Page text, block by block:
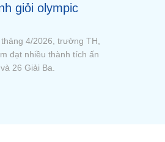
mùa 3
và đầy kịch tính, chúng
xuất sắc tiếp theo góp
cấp trường mùa 3